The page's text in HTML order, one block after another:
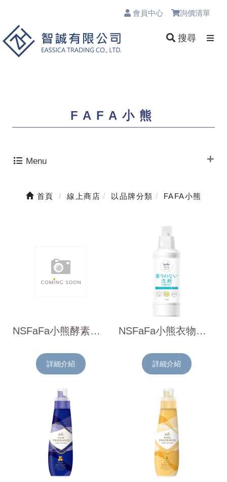
會員中心 詢價清單
搜尋
FAFA小熊
Menu
首頁 線上商店 以品牌分類 FAFA小熊
NSFaFa小熊酵素強效洗衣粉(薄荷檸檬香)4kg
詳細介紹
NSFaFa小熊衣物無添加抑菌防臭洗衣精(無香)500g
詳細介紹